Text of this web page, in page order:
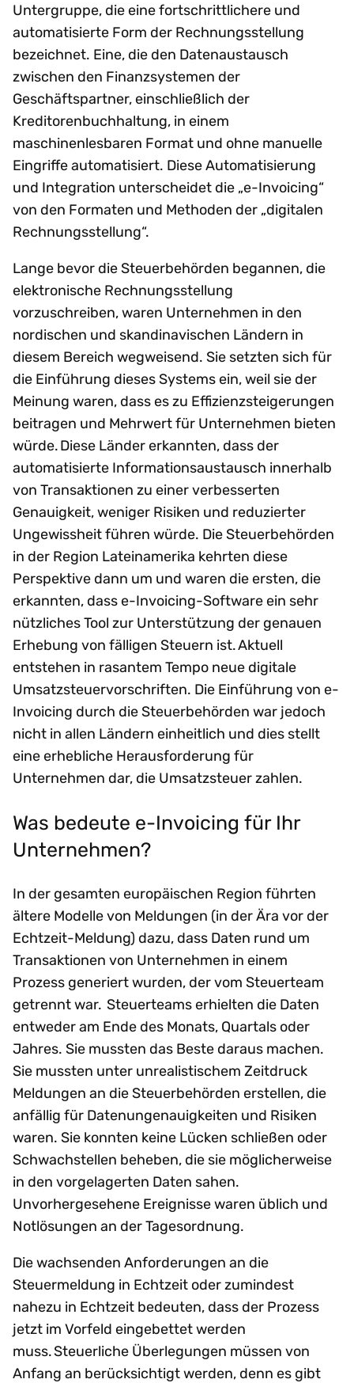
Untergruppe, die eine fortschrittlichere und
automatisierte Form der Rechnungsstellung
bezeichnet. Eine, die den Datenaustausch
zwischen den Finanzsystemen der
Geschäftspartner, einschließlich der
Kreditorenbuchhaltung, in einem
maschinenlesbaren Format und ohne manuelle
Eingriffe automatisiert. Diese Automatisierung
und Integration unterscheidet die „e-Invoicing“
von den Formaten und Methoden der „digitalen
Rechnungsstellung“.
Lange bevor die Steuerbehörden begannen, die
elektronische Rechnungsstellung
vorzuschreiben, waren Unternehmen in den
nordischen und skandinavischen Ländern in
diesem Bereich wegweisend. Sie setzten sich für
die Einführung dieses Systems ein, weil sie der
Meinung waren, dass es zu Effizienzsteigerungen
beitragen und Mehrwert für Unternehmen bieten
würde. Diese Länder erkannten, dass der
automatisierte Informationsaustausch innerhalb
von Transaktionen zu einer verbesserten
Genauigkeit, weniger Risiken und reduzierter
Ungewissheit führen würde. Die Steuerbehörden
in der Region Lateinamerika kehrten diese
Perspektive dann um und waren die ersten, die
erkannten, dass e-Invoicing-Software ein sehr
nützliches Tool zur Unterstützung der genauen
Erhebung von fälligen Steuern ist. Aktuell
entstehen in rasantem Tempo neue digitale
Umsatzsteuervorschriften. Die Einführung von e-
Invoicing durch die Steuerbehörden war jedoch
nicht in allen Ländern einheitlich und dies stellt
eine erhebliche Herausforderung für
Unternehmen dar, die Umsatzsteuer zahlen.
Was bedeute e-Invoicing für Ihr
Unternehmen?
In der gesamten europäischen Region führten
ältere Modelle von Meldungen (in der Ära vor der
Echtzeit-Meldung) dazu, dass Daten rund um
Transaktionen von Unternehmen in einem
Prozess generiert wurden, der vom Steuerteam
getrennt war. Steuerteams erhielten die Daten
entweder am Ende des Monats, Quartals oder
Jahres. Sie mussten das Beste daraus machen.
Sie mussten unter unrealistischem Zeitdruck
Meldungen an die Steuerbehörden erstellen, die
anfällig für Datenungenauigkeiten und Risiken
waren. Sie konnten keine Lücken schließen oder
Schwachstellen beheben, die sie möglicherweise
in den vorgelagerten Daten sahen.
Unvorhergesehene Ereignisse waren üblich und
Notlösungen an der Tagesordnung.
Die wachsenden Anforderungen an die
Steuermeldung in Echtzeit oder zumindest
nahezu in Echtzeit bedeuten, dass der Prozess
jetzt im Vorfeld eingebettet werden
muss. Steuerliche Überlegungen müssen von
Anfang an berücksichtigt werden, denn es gibt